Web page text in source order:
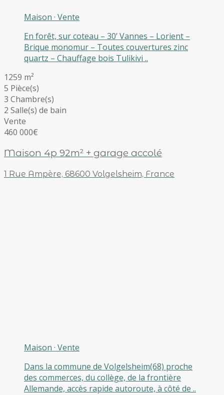
Maison · Vente
En forêt, sur coteau – 30’ Vannes – Lorient –
Brique monomur – Toutes couvertures zinc
quartz – Chauffage bois Tulikivi ..
1259 m²
5 Pièce(s)
3 Chambre(s)
2 Salle(s) de bain
Vente
460 000€
Maison 4p 92m² + garage accolé
1 Rue Ampère, 68600 Volgelsheim, France
Maison · Vente
Dans la commune de Volgelsheim(68) proche
des commerces, du collège, de la frontière
Allemande, accès rapide autoroute, à côté de ..